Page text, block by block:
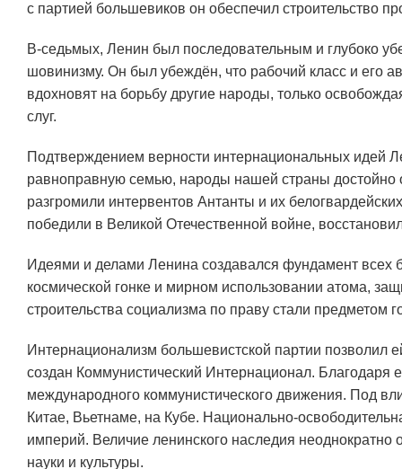
с партией большевиков он обеспечил строительство
В-седьмых, Ленин был последовательным и глубоко
шовинизму. Он был убеждён, что рабочий класс и его
вдохновят на борьбу другие народы, только
слуг.
Подтверждением верности интернациональных идей
равноправную семью, народы нашей страны достойно
разгромили интервентов Антанты и их
победили в Великой Отечественной войне,
Идеями и делами Ленина создавался фундамент всех
космической гонке и мирном использовании атома,
строительства социализма по праву стали предметом
Интернационализм большевистской партии позволил
создан Коммунистический Интернационал.
международного коммунистического движения. Под
Китае, Вьетнаме, на Кубе. Национально-
империй. Величие ленинского наследия
науки и культуры.